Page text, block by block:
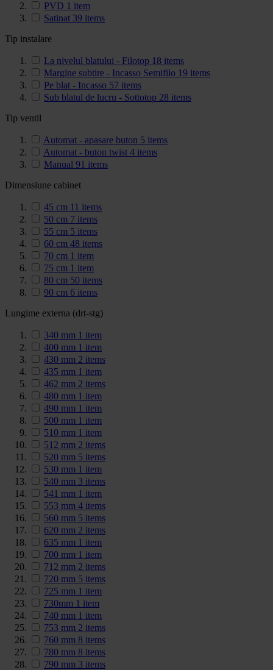
PVD 1 item
Satinat 39 items
Tip instalare
La nivelul blatului - Filotop 18 items
Margine subtire - Incasso Semifilo 19 items
Pe blat - Incasso 57 items
Sub blatul de lucru - Sottotop 28 items
Tip ventil
Automat - apasare buton 5 items
Automat - buton twist 4 items
Manual 91 items
Dimensiune cabinet
45 cm 11 items
50 cm 7 items
55 cm 5 items
60 cm 48 items
70 cm 1 item
75 cm 1 item
80 cm 50 items
90 cm 6 items
Lungime externa (drt-stg)
340 mm 1 item
400 mm 1 item
430 mm 2 items
435 mm 1 item
462 mm 2 items
480 mm 1 item
490 mm 1 item
500 mm 1 item
510 mm 1 item
512 mm 2 items
520 mm 5 items
530 mm 1 item
540 mm 3 items
541 mm 1 item
553 mm 4 items
560 mm 5 items
620 mm 2 items
635 mm 1 item
700 mm 1 item
712 mm 2 items
720 mm 5 items
725 mm 1 item
730mm 1 item
740 mm 1 item
753 mm 2 items
760 mm 8 items
780 mm 8 items
790 mm 3 items